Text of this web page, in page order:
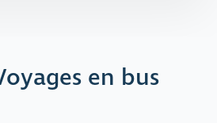
en bus